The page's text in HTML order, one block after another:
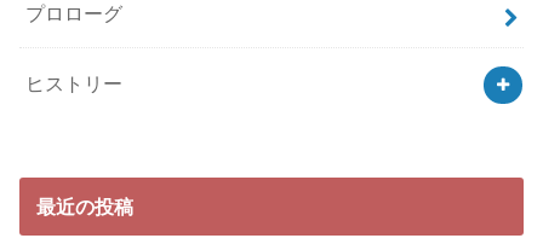
プロローグ
ヒストリー
最近の投稿